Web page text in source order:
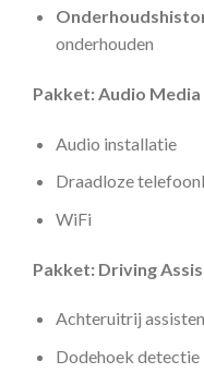
onderhouden
Pakket: Audio Media
Audio installatie
Draadloze
WiFi
Pakket: Driving
Achteruitrij
Dodehoek detectie